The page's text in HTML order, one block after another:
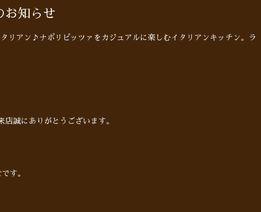
お知らせ
タリアン♪ナポリピッツァをカジュアルに楽しむイタリアンキッチン。
店誠にありがとうございます。
す。